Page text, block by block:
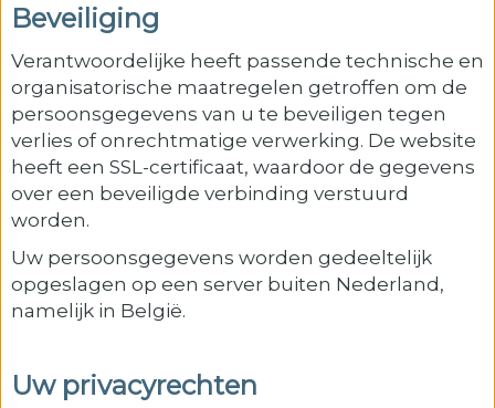
Beveiliging
Verantwoordelijke heeft passende technische en
organisatorische maatregelen getroffen om de
persoonsgegevens van u te beveiligen tegen
verlies of onrechtmatige verwerking. De website
heeft een SSL-certificaat, waardoor de gegevens
over een beveiligde verbinding verstuurd
worden.
Uw persoonsgegevens worden gedeeltelijk
opgeslagen op een server buiten Nederland,
namelijk in België.
Uw privacyrechten